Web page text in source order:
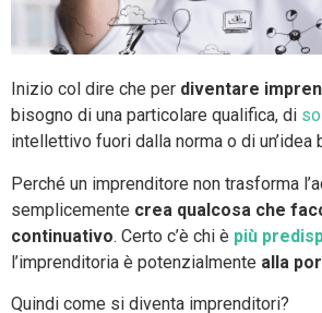
Inizio col dire che per diventare
bisogno di una particolare qualifica, di
intellettivo fuori dalla norma o di un’idea
Perché un imprenditore non trasforma
semplicemente crea qualcosa che
continuativo. Certo c’è chi è più
l’imprenditoria è potenzialmente alla
Quindi come si diventa imprenditori?